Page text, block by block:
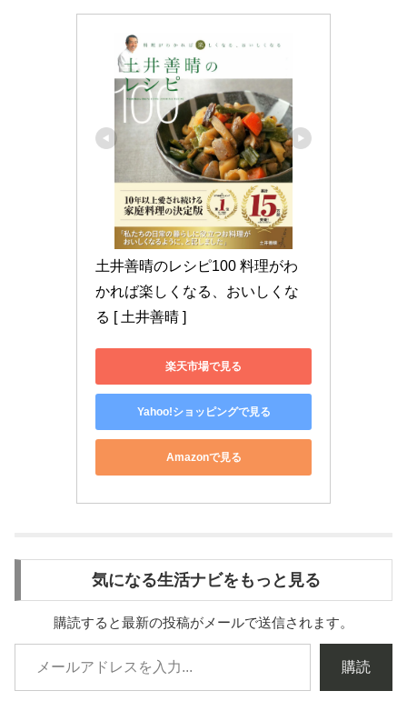
土井善晴のレシピ100 料理がわ
かれば楽しくなる、おいしくな
る [ 土井善晴 ]
楽天市場で見る
Yahoo!ショッピングで見る
Amazonで見る
気になる生活ナビをもっと見る
購読すると最新の投稿がメールで送信されます。
購読